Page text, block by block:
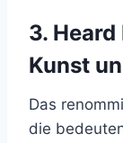
3.
Kunst
Das
die